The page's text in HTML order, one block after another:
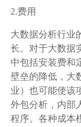
2.费用
大数据分析行业
长。对于大数据
中包括安装费和
壁垒的降低，大
业）也可能使该
外包分析，内部
程序。各种成本